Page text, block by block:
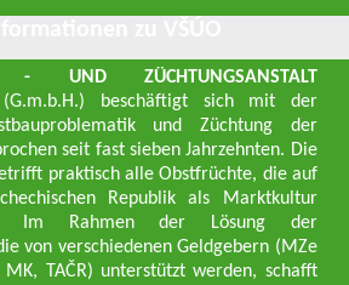
zu VŠÚO
- UND ZÜCHTUNGSANSTALT
(G.m.b.H.) beschäftigt sich mit der
und Züchtung der
seit fast sieben Jahrzehnten. Die
praktisch alle Obstfrüchte, die auf
Republik als Marktkultur
Im Rahmen der Lösung der
von verschiedenen Geldgebern (MZe
MK, TAČR) unterstützt werden, schafft